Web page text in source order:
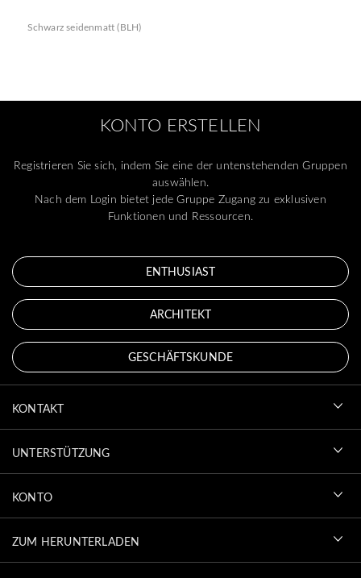
Schwarz seidenmatt (BLH)
KONTO ERSTELLEN
Registrieren Sie sich, indem Sie eine der untenstehenden Gruppen
auswählen.
Nach dem Login bietet jede Gruppe Zugang zu exklusiven
Funktionen und Ressourcen.
ENTHUSIAST
ARCHITEKT
GESCHÄFTSKUNDE
KONTAKT
UNTERSTÜTZUNG
KONTO
ZUM HERUNTERLADEN